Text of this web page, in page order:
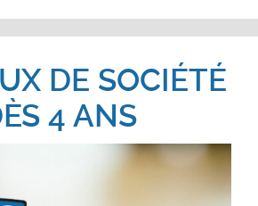
DE SOCIÉTÉ
4 ANS